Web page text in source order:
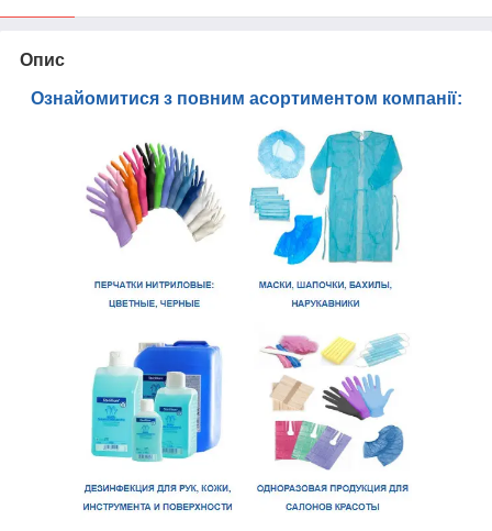
Опис
Ознайомитися з повним асортиментом компанії: